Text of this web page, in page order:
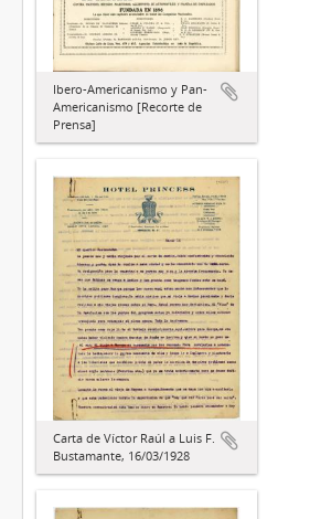
Ibero-Americanismo y Pan-
Americanismo [Recorte de
Prensa]
Carta de Víctor Raúl a Luis F.
Bustamante, 16/03/1928